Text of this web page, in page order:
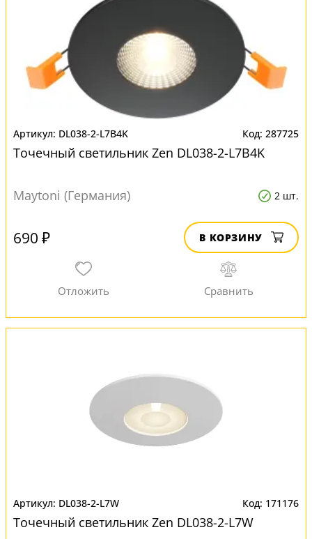
DL038-2-L7B4K 287725
Точечный светильник Zen DL038-2-L7B4K
Maytoni (Германия) 2 шт.
690 ₽ В КОРЗИНУ
DL038-2-L7W 171176
Точечный светильник Zen DL038-2-L7W